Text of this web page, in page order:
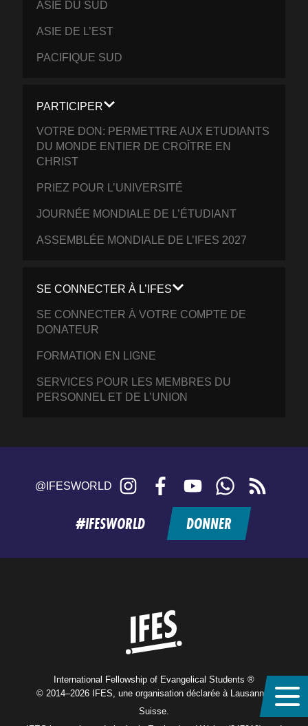
ASIE DU SUD
ASIE DE L’EST
PACIFIQUE SUD
PARTICIPER
VOTRE DON: PERMETTRE AUX ETUDIANTS
DU MONDE ENTIER DE CROÎTRE EN
CHRIST
PRIEZ POUR L’UNIVERSITÉ
JOURNÉE MONDIALE DE L’ÉTUDIANT
ASSEMBLÉE MONDIALE DE L’IFES 2027
SE CONNECTER À L’IFES
SE CONNECTER À VOTRE COMPTE DE
DONATEUR
FORMATION EN LIGNE
SERVICES POUR LES MEMBRES DU
PERSONNEL ET DE L’UNION
@IFESWORLD Instagram FacebookYouTubeWhatsApp
feed
#IFESWORLD DONNER
International Fellowship of Evangelical Students ®
© 2014–2026 IFES, une organisation déclarée à Lausanne,
Suisse.